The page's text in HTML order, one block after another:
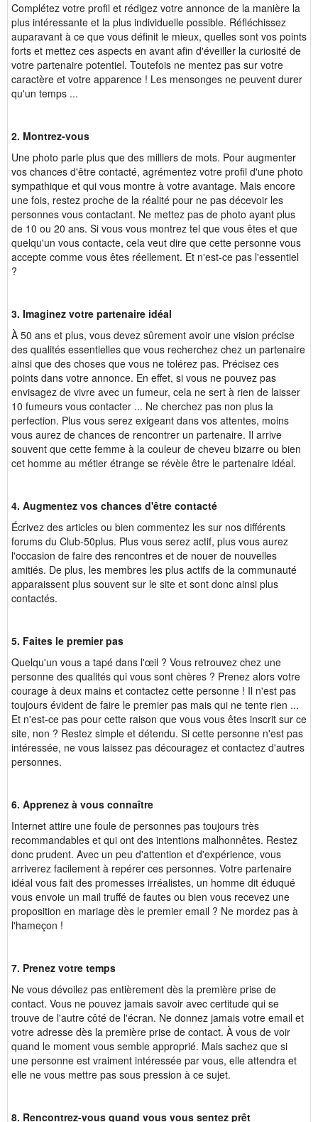
Complétez votre profil et rédigez votre annonce de la manière la
plus intéressante et la plus individuelle possible. Réfléchissez
auparavant à ce que vous définit le mieux, quelles sont vos points
forts et mettez ces aspects en avant afin d'éveiller la curiosité de
votre partenaire potentiel. Toutefois ne mentez pas sur votre
caractère et votre apparence ! Les mensonges ne peuvent durer
qu'un temps ...
2. Montrez-vous
Une photo parle plus que des milliers de mots. Pour augmenter
vos chances d'être contacté, agrémentez votre profil d'une photo
sympathique et qui vous montre à votre avantage. Mais encore
une fois, restez proche de la réalité pour ne pas décevoir les
personnes vous contactant. Ne mettez pas de photo ayant plus
de 10 ou 20 ans. Si vous vous montrez tel que vous êtes et que
quelqu'un vous contacte, cela veut dire que cette personne vous
accepte comme vous êtes réellement. Et n'est-ce pas l'essentiel
?
3. Imaginez votre partenaire idéal
À 50 ans et plus, vous devez sûrement avoir une vision précise
des qualités essentielles que vous recherchez chez un partenaire
ainsi que des choses que vous ne tolérez pas. Précisez ces
points dans votre annonce. En effet, si vous ne pouvez pas
envisagez de vivre avec un fumeur, cela ne sert à rien de laisser
10 fumeurs vous contacter ... Ne cherchez pas non plus la
perfection. Plus vous serez exigeant dans vos attentes, moins
vous aurez de chances de rencontrer un partenaire. Il arrive
souvent que cette femme à la couleur de cheveu bizarre ou bien
cet homme au métier étrange se révèle être le partenaire idéal.
4. Augmentez vos chances d'être contacté
Écrivez des articles ou bien commentez les sur nos différents
forums du Club-50plus. Plus vous serez actif, plus vous aurez
l'occasion de faire des rencontres et de nouer de nouvelles
amitiés. De plus, les membres les plus actifs de la communauté
apparaissent plus souvent sur le site et sont donc ainsi plus
contactés.
5. Faites le premier pas
Quelqu'un vous a tapé dans l'œil ? Vous retrouvez chez une
personne des qualités qui vous sont chères ? Prenez alors votre
courage à deux mains et contactez cette personne ! Il n'est pas
toujours évident de faire le premier pas mais qui ne tente rien ...
Et n'est-ce pas pour cette raison que vous vous êtes inscrit sur ce
site, non ? Restez simple et détendu. Si cette personne n'est pas
intéressée, ne vous laissez pas découragez et contactez d'autres
personnes.
6. Apprenez à vous connaître
Internet attire une foule de personnes pas toujours très
recommandables et qui ont des intentions malhonnêtes. Restez
donc prudent. Avec un peu d'attention et d'expérience, vous
arriverez facilement à repérer ces personnes. Votre partenaire
idéal vous fait des promesses irréalistes, un homme dit éduqué
vous envoie un mail truffé de fautes ou bien vous recevez une
proposition en mariage dès le premier email ? Ne mordez pas à
l'hameçon !
7. Prenez votre temps
Ne vous dévoilez pas entièrement dès la première prise de
contact. Vous ne pouvez jamais savoir avec certitude qui se
trouve de l'autre côté de l'écran. Ne donnez jamais votre email et
votre adresse dès la première prise de contact. À vous de voir
quand le moment vous semble approprié. Mais sachez que si
une personne est vraiment intéressée par vous, elle attendra et
elle ne vous mettre pas sous pression à ce sujet.
8. Rencontrez-vous quand vous vous sentez prêt